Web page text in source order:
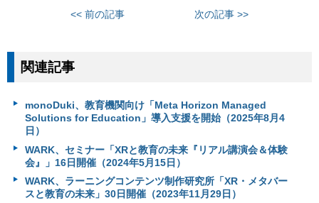
<< 前の記事 次の記事 >>
関連記事
monoDuki、教育機関向け「Meta Horizon Managed
Solutions for Education」導入支援を開始（2025年8月4
日）
WARK、セミナー「XRと教育の未来『リアル講演会＆体験
会』」16日開催（2024年5月15日）
WARK、ラーニングコンテンツ制作研究所「XR・メタバー
スと教育の未来」30日開催（2023年11月29日）